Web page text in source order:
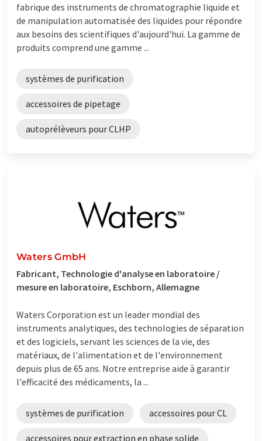
fabrique des instruments de chromatographie liquide et
de manipulation automatisée des liquides pour répondre
aux besoins des scientifiques d'aujourd'hui. La gamme de
produits comprend une gamme ...
systèmes de purification
accessoires de pipetage
autoprélèveurs pour CLHP
Waters GmbH
Fabricant, Technologie d'analyse en laboratoire /
mesure en laboratoire, Eschborn, Allemagne
Waters Corporation est un leader mondial des
instruments analytiques, des technologies de séparation
et des logiciels, servant les sciences de la vie, des
matériaux, de l'alimentation et de l'environnement
depuis plus de 65 ans. Notre entreprise aide à garantir
l'efficacité des médicaments, la ...
systèmes de purification accessoires pour CL
accessoires pour extraction en phase solide